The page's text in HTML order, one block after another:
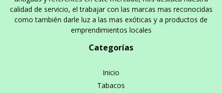
calidad de servicio, el trabajar con las marcas mas reconocidas
como también darle luz a las mas exóticas y a productos de
emprendimientos locales
Categorías
Inicio
Tabacos